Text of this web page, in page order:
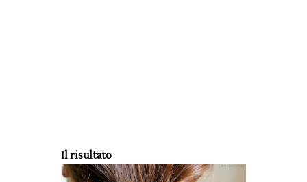
Il risultato